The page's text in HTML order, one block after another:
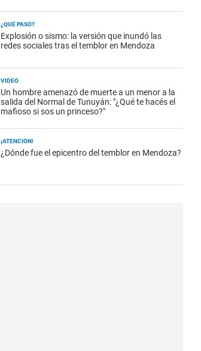
¿QUÉ PASÓ?
Explosión o sismo: la versión que inundó las
redes sociales tras el temblor en Mendoza
VIDEO
Un hombre amenazó de muerte a un menor a la
salida del Normal de Tunuyán: "¿Qué te hacés el
mafioso si sos un princeso?"
¡ATENCIÓN!
¿Dónde fue el epicentro del temblor en Mendoza?